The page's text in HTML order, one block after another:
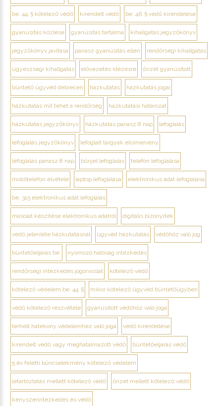
be. 44. § kötelező védő kirendelt védő be. 46. § védő kirendelése
gyanúsítás közlése gyanúsítás tartalma kihallgatás jegyzőkönyv
jegyzőkönyv javítása panasz gyanúsítás ellen rendőrségi kihallgatás
ügyészségi kihallgatás elővezetés idézésre őrizet gyanúsított
büntető ügyvéd debrecen házkutatás házkutatás jogai
házkutatás mit tehet a rendőrség házkutatási határozat
házkutatás jegyzőkönyv házkutatás panasz 8 nap lefoglalás
lefoglalás jegyzőkönyv lefoglalt tárgyak elismervény
lefoglalás panasz 8 nap bűnjel lefoglalás telefon lefoglalása
mobiltelefon elvétele laptop lefoglalása elektronikus adat lefoglalása
be. 315 elektronikus adat lefoglalás
másolat készítése elektronikus adatról digitális bizonyíték
védő jelenléte házkutatásnál ügyvéd házkutatás védőhöz való jog
büntetőeljárás be. nyomozó hatóság intézkedés
rendőrségi intézkedés jogorvoslat kötelező védő
kötelező védelem be. 44. § mikor kötelező ügyvéd büntetőügyben
védő kötelező részvétele gyanúsított védőhöz való joga
terhelt hatékony védelemhez való joga védő kirendelése
kirendelt védő vagy meghatalmazott védő büntetőeljárás védő
5 év feletti bűncselekmény kötelező védelem
letartóztatás mellett kötelező védő őrizet mellett kötelező védő
kényszerintézkedés és védő